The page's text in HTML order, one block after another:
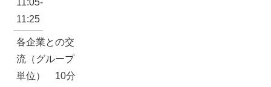
11:25
各企業との交
流（グループ
単位） 10分